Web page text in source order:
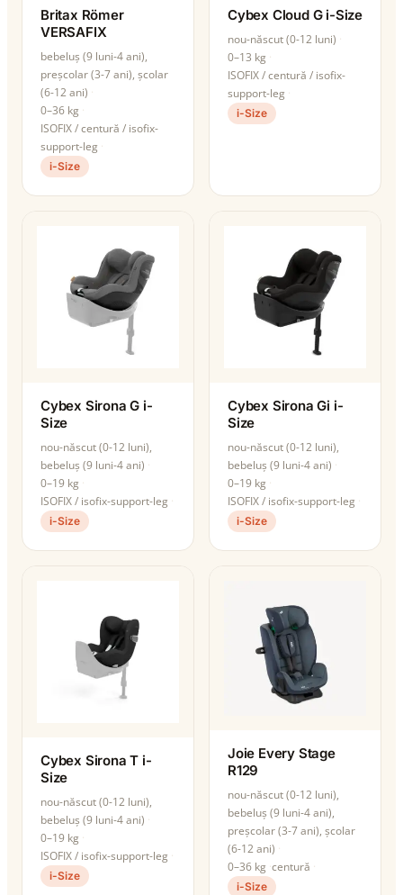
Britax Römer
VERSAFIX
bebeluș (9 luni-4 ani),
preșcolar (3-7 ani), școlar
(6-12 ani)
0–36 kg
ISOFIX / centură / isofix-
support-leg
i-Size
Cybex Cloud G i-Size
nou-născut (0-12 luni)
0–13 kg
ISOFIX / centură / isofix-
support-leg
i-Size
Cybex Sirona G i-
Size
nou-născut (0-12 luni),
bebeluș (9 luni-4 ani)
0–19 kg
ISOFIX / isofix-support-leg
i-Size
Cybex Sirona Gi i-
Size
nou-născut (0-12 luni),
bebeluș (9 luni-4 ani)
0–19 kg
ISOFIX / isofix-support-leg
i-Size
Cybex Sirona T i-
Size
nou-născut (0-12 luni),
bebeluș (9 luni-4 ani)
0–19 kg
ISOFIX / isofix-support-leg
i-Size
Joie Every Stage
R129
nou-născut (0-12 luni),
bebeluș (9 luni-4 ani),
preșcolar (3-7 ani), școlar
(6-12 ani)
0–36 kg centură
i-Size